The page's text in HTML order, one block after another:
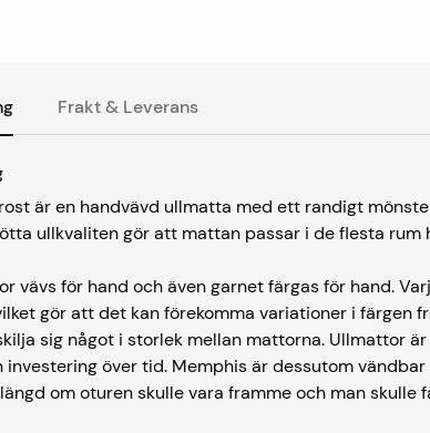
Frakt & Leverans
är en handvävd ullmatta med ett randigt
ullkvaliten gör att mattan passar i de flesta rum
vävs för hand och även garnet färgas för hand.
gör att det kan förekomma variationer i färgen
sig något i storlek mellan mattorna. Ullmattor
investering över tid. Memphis är dessutom
om oturen skulle vara framme och man skulle